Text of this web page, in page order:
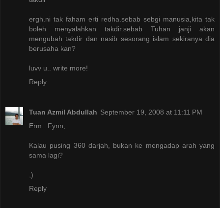
ergh.ni tak faham erti redha.sebab sebgi manusia,kita tak
boleh menyalahkan takdir.sebab Tuhan janji akan
mengubah takdir dan nasib sesorang islam sekiranya dia
berusaha kan?
luvv u.. write more!
Reply
Tuan Azmil Abdullah September 19, 2008 at 11:11 PM
Erm.. Fynn,
Kalau pusing 360 darjah, bukan ke mengadap arah yang
sama lagi?
;)
Reply